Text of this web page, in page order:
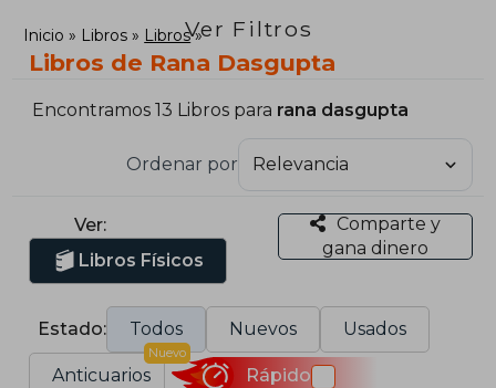
Ver Filtros
Inicio Libros Libros
Libros de Rana Dasgupta
Encontramos 13 Libros para rana dasgupta
Ordenar por
Ver:
Libros Físicos
Comparte y
gana dinero
Estado: Todos Nuevos Usados
Anticuarios
Nuevo
Rápido